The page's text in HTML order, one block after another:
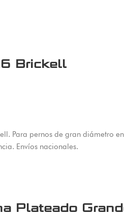
Brickell
Para pernos de gran diámetro
Envíos nacionales.
Plateado